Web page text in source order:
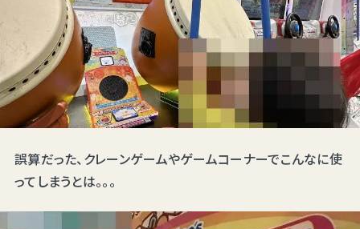
誤算だった、クレーンゲームやゲームコーナーでこんなに使
ってしまうとは。。。